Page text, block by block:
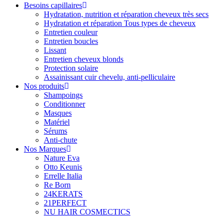
Besoins capillaires
Hydratation, nutrition et réparation cheveux très secs
Hydratation et réparation Tous types de cheveux
Entretien couleur
Entretien boucles
Lissant
Entretien cheveux blonds
Protection solaire
Assainissant cuir chevelu, anti-pelliculaire
Nos produits
Shampoings
Conditionner
Masques
Matériel
Sérums
Anti-chute
Nos Marques
Nature Eva
Otto Keunis
Errelle Italia
Re Born
24KERATS
21PERFECT
NU HAIR COSMECTICS